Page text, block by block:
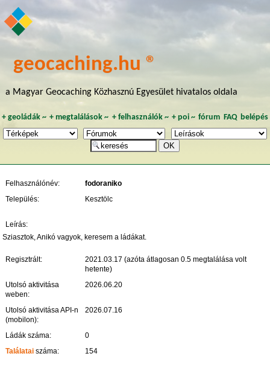
geocaching.hu ®
a Magyar Geocaching Közhasznú Egyesület hivatalos oldala
+ geoládák~ +megtalálások ~ + felhasználók~ + poi~ fórum FAQ belépés
Felhasználónév:
fodoraniko
Település:
Kesztölc
Leírás:
Sziasztok, Anikó vagyok, keresem a ládákat.
Regisztrált:
2021.03.17 (azóta átlagosan 0.5 megtalálása volt
hetente)
Utolsó aktivitása
weben:
2026.06.20
Utolsó aktivitása API-n
(mobilon):
2026.07.16
Ládák száma:
0
Találatai száma: 154